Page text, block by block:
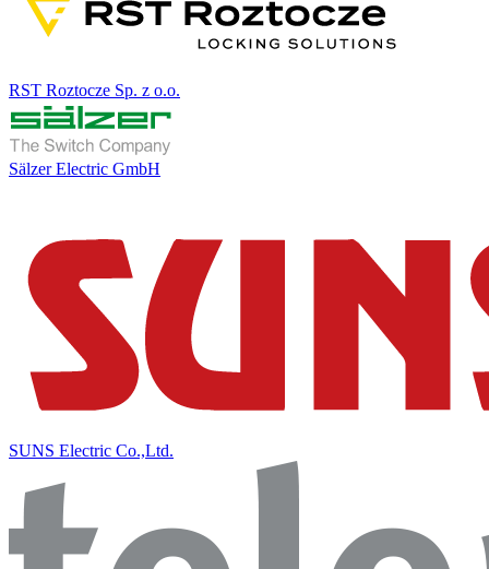
RST Roztocze Sp. z o.o.
Sälzer Electric GmbH
SUNS Electric Co.,Ltd.